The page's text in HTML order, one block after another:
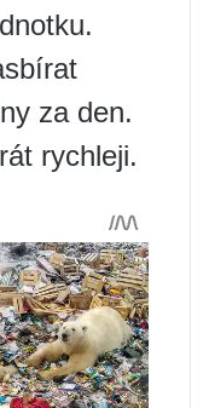
za den.
rychleji.